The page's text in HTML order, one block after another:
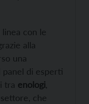
con le
grazie alla
una
di esperti
tra enologi
che